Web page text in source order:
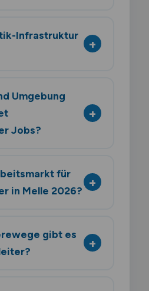
Infrastruktur
Umgebung
Jobs?
für
in Melle 2026?
gibt es